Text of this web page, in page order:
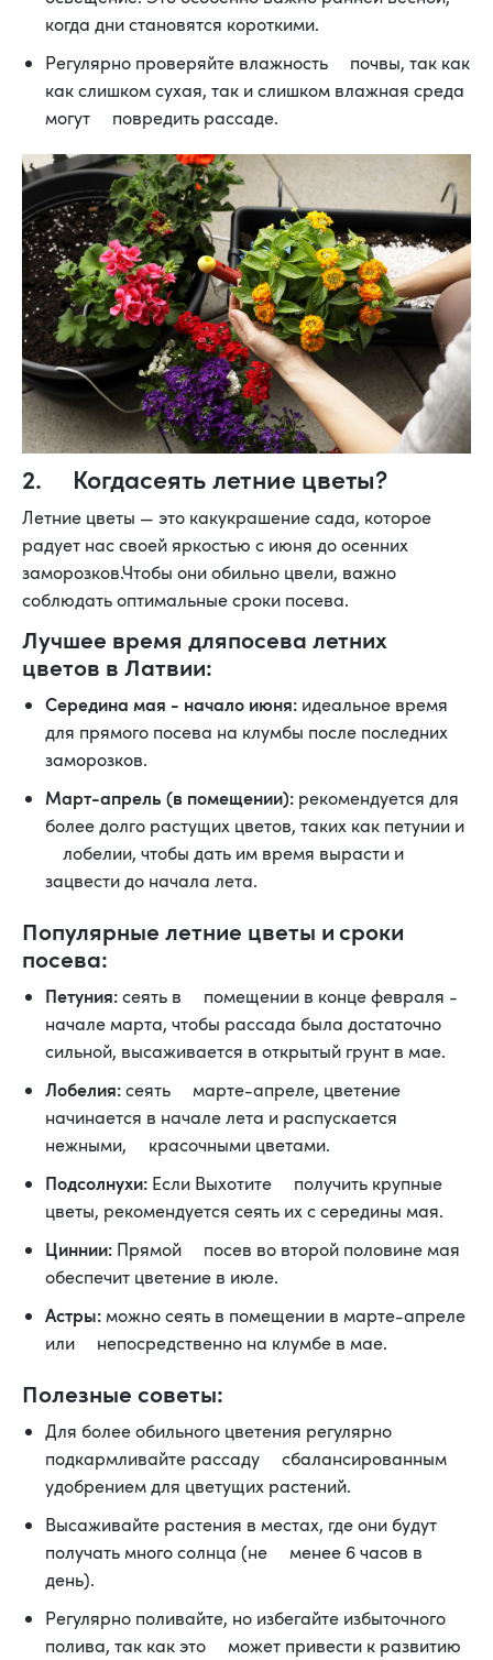
когда дни становятся короткими.
Регулярно проверяйте влажность почвы, так как
как слишком сухая, так и слишком влажная среда
могут повредить рассаде.
2. Когдасеять летние цветы?
Летние цветы — это какукрашение сада, которое
радует нас своей яркостью с июня до осенних
заморозков.Чтобы они обильно цвели, важно
соблюдать оптимальные сроки посева.
Лучшее время дляпосева летних
цветов в Латвии:
Середина мая - начало июня: идеальное время
для прямого посева на клумбы после последних
заморозков.
Март-апрель (в помещении): рекомендуется для
более долго растущих цветов, таких как петунии и
лобелии, чтобы дать им время вырасти и
зацвести до начала лета.
Популярные летние цветы и сроки
посева:
Петуния:сеять в помещении в конце февраля -
начале марта, чтобы рассада была достаточно
сильной, высаживается в открытый грунт в мае.
Лобелия:сеять марте-апреле, цветение
начинается в начале лета и распускается
нежными, красочными цветами.
Подсолнухи: Если Выхотите получить крупные
цветы, рекомендуется сеять их с середины мая.
Циннии: Прямой посев во второй половине мая
обеспечит цветение в июле.
Астры:можно сеять в помещении в марте-апреле
или непосредственно на клумбе в мае.
Полезные советы:
Для более обильного цветения регулярно
подкармливайте рассаду сбалансированным
удобрением для цветущих растений.
Высаживайте растения в местах, где они будут
получать много солнца (не менее 6 часов в
день).
Регулярно поливайте, но избегайте избыточного
полива, так как это может привести к развитию